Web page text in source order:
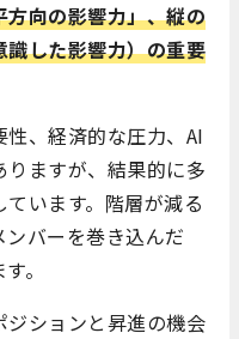
向の影響力」、縦の
した影響力）の重要
、経済的な圧力、AI
ますが、結果的に多
います。階層が減る
バーを巻き込んだ
。
ションと昇進の機会